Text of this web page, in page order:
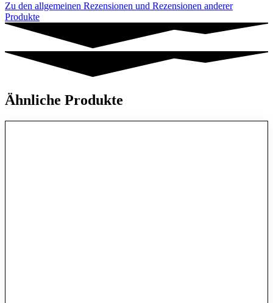
Zu den allgemeinen Rezensionen und Rezensionen anderer
Produkte
Ähnliche Produkte